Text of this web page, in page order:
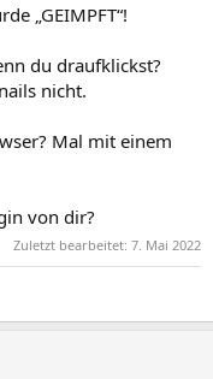
„GEIMPFT“!
du draufklickst?
nicht.
Mal mit einem
von dir?
Zuletzt bearbeitet: 7. Mai 2022